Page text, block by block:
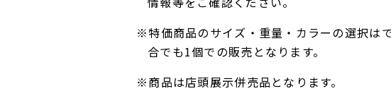
※特価商品のサイズ・重量・カラーの選択は
合でも1個での販売となります。
※商品は店頭展示併売品となります。